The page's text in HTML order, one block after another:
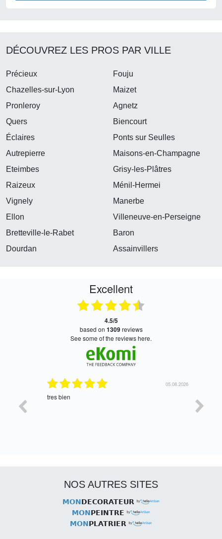
DÉCOUVREZ LES PROS PAR VILLE
Précieux
Fouju
Chazelles-sur-Lyon
Maizet
Pronleroy
Agnetz
Quers
Biencourt
Éclaires
Ponts sur Seulles
Autrepierre
Maisons-en-Champagne
Eteimbes
Grisy-les-Plâtres
Raizeux
Ménil-Hermei
Vignely
Manerbe
Ellon
Villeneuve-en-Perseigne
Bretteville-le-Rabet
Baron
Dourdan
Assainvillers
Excellent
4.5/5
based on 1309reviews
see some of the reviews here.
05.08.2026
tres bien
NOS AUTRES SITES
MONDECORATEUR
MONPEINTRE
MONPLATRIER